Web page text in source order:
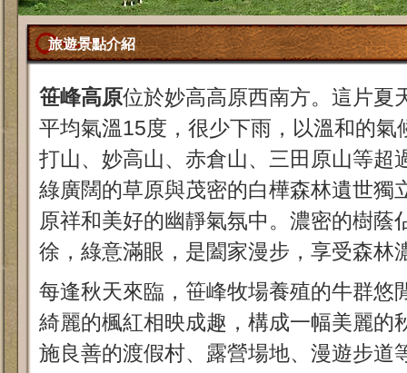
旅遊景點介紹
笹峰高原位於妙高高原西南方。這片夏
平均氣溫15度，很少下雨，以溫和的氣
打山、妙高山、赤倉山、三田原山等超
綠廣闊的草原與茂密的白樺森林遺世獨
原祥和美好的幽靜氣氛中。濃密的樹蔭
徐，綠意滿眼，是闔家漫步，享受森林
每逢秋天來臨，笹峰牧場養殖的牛群悠
綺麗的楓紅相映成趣，構成一幅美麗的
施良善的渡假村、露營場地、漫遊步道